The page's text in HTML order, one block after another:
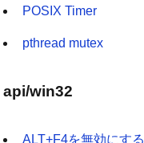
POSIX Timer
pthread mutex
api/win32
ALT+F4を無効にする